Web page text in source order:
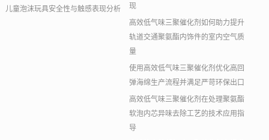
儿童泡沫玩具安全性与触感表现分析
现
高效低气味三聚催化剂如何助力提升
轨道交通聚氨酯内饰件的室内空气质
量
使用高效低气味三聚催化剂优化高回
弹海绵生产流程并满足严苛环保出口
高效低气味三聚催化剂在处理聚氨酯
软泡内芯异味去除工艺的技术应用指
导